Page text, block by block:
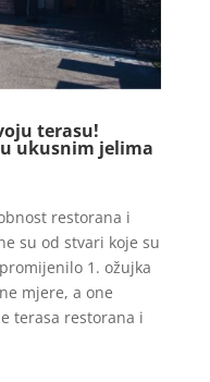
terasu!
ukusnim jelima
restorana i
su od stvari koje su
1. ožujka
mjere, a one
terasa restorana i